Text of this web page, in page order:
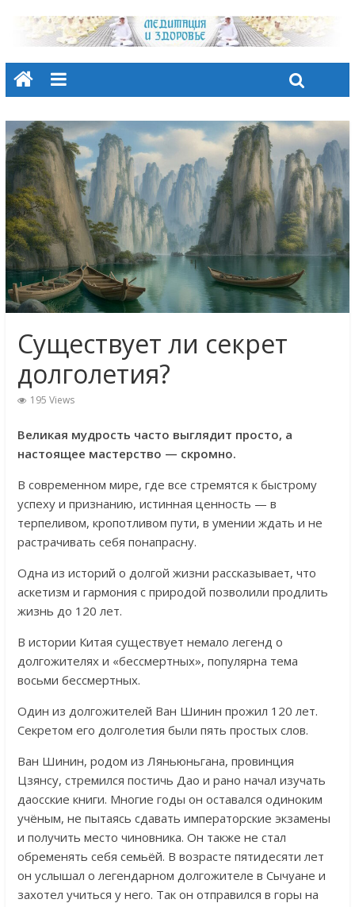
Существует ли секрет
долголетия?
195 Views
Великая мудрость часто выглядит просто, а
настоящее мастерство — скромно.
В современном мире, где все стремятся к быстрому
успеху и признанию, истинная ценность — в
терпеливом, кропотливом пути, в умении ждать и не
растрачивать себя понапрасну.
Одна из историй о долгой жизни рассказывает, что
аскетизм и гармония с природой позволили продлить
жизнь до 120 лет.
В истории Китая существует немало легенд о
долгожителях и «бессмертных», популярна тема
восьми бессмертных.
Один из долгожителей Ван Шинин прожил 120 лет.
Секретом его долголетия были пять простых слов.
Ван Шинин, родом из Ляньюньгана, провинция
Цзянсу, стремился постичь Дао и рано начал изучать
даосские книги. Многие годы он оставался одиноким
учёным, не пытаясь сдавать императорские экзамены
и получить место чиновника. Он также не стал
обременять себя семьёй. В возрасте пятидесяти лет
он услышал о легендарном долгожителе в Сычуане и
захотел учиться у него. Так он отправился в горы на